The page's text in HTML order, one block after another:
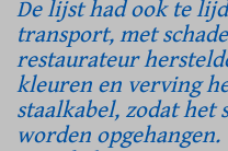
De lijst had ook te
transport, met
restaurateur
kleuren en verving
staalkabel, zodat
worden